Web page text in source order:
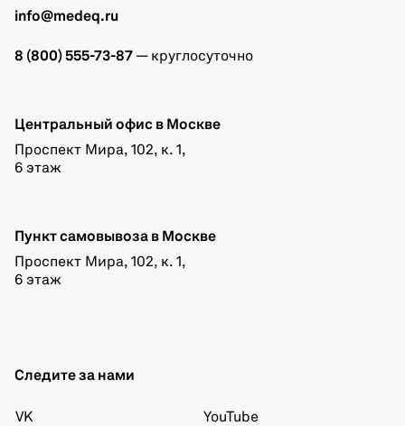
info@medeq.ru
8 (800) 555-73-87 — круглосуточно
Центральный офис в Москве
Проспект Мира, 102, к. 1,
6 этаж
Пункт самовывоза в Москве
Проспект Мира, 102, к. 1,
6 этаж
Следите за нами
VK
YouTube